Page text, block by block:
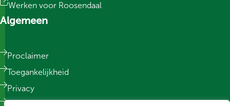
Werken voor Roosendaal
Algemeen
Proclaimer
Toegankelijkheid
Privacy